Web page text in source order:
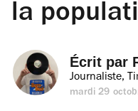
la
Écrit par
Journaliste,
mardi 29